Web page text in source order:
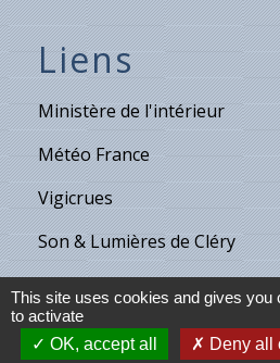
Liens
Ministère de l'intérieur
Météo France
Vigicrues
Son & Lumières de Cléry
Maison de retraite de
This site uses cookies and gives you
to activate
OK, accept all
Deny all